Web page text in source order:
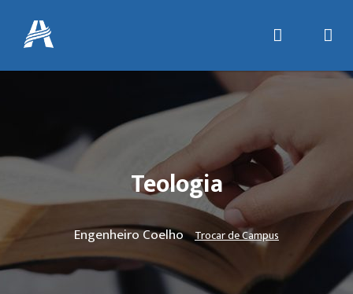
Teologia
Engenheiro Coelho Trocar de Campus